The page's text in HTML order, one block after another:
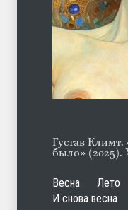
Густав Климт.
было» (2025).
Весна Лето
И снова весна